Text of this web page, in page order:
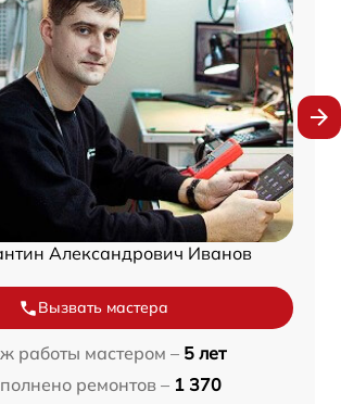
Александрович Иванов
Вызвать мастера
работы мастером – 5 лет
ремонтов – 1 370